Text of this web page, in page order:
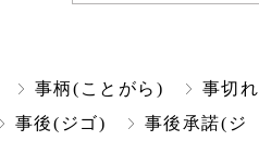
事柄(ことがら)
事切れ
事後(ジゴ)
事後承諾(ジ